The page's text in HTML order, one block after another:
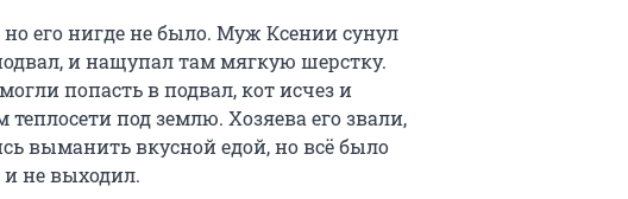
его нигде не было. Муж Ксении сунул
и нащупал там мягкую шерстку.
попасть в подвал, кот исчез и
теплосети под землю. Хозяева его звали,
выманить вкусной едой, но всё было
и не выходил.